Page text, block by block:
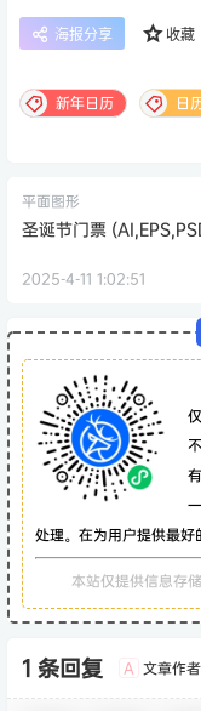
海报分享 收藏
新年日历 日
平面图形
圣诞节门票
2025-4-11 1:02:51
处理。在为用户提供最好
本站仅提供信息存
1 条回复 A 文章作者